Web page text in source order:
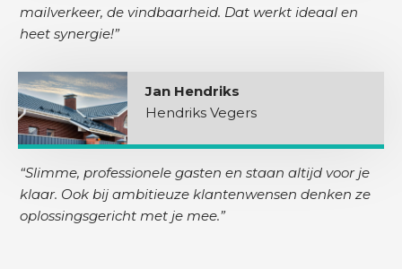
mailverkeer, de vindbaarheid. Dat werkt ideaal en
heet synergie!”
Jan Hendriks
Hendriks Vegers
“Slimme, professionele gasten en staan altijd voor je
klaar. Ook bij ambitieuze klantenwensen denken ze
oplossingsgericht met je mee.”